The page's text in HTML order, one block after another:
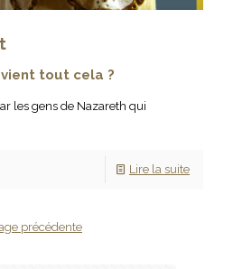
vient tout cela ?
les gens de Nazareth qui
Lire la suite
précédente